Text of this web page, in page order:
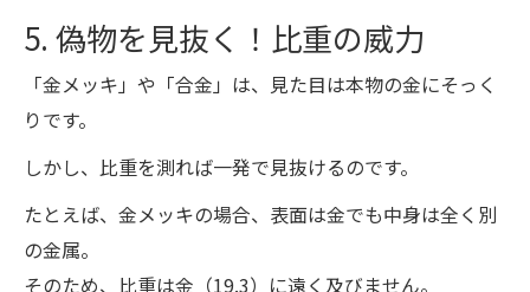
5. 偽物を見抜く！比重の威力
「金メッキ」や「合金」は、見た目は本物の金にそっく
りです。
しかし、比重を測れば一発で見抜けるのです。
たとえば、金メッキの場合、表面は金でも中身は全く別
の金属。
そのため、比重は金（19.3）に遠く及びません。